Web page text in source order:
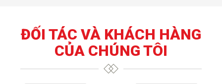
ĐỐI TÁC VÀ KHÁCH HÀNG
CỦA CHÚNG TÔI